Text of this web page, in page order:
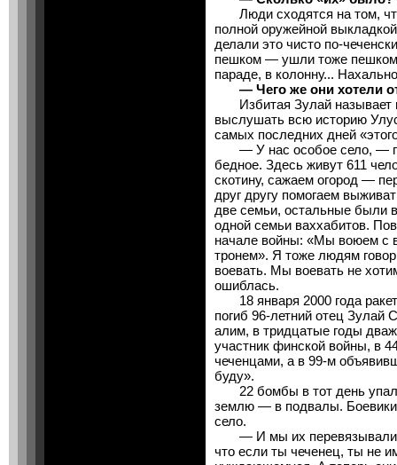
Люди сходятся на том,
полной оружейной
делали это чисто по-
пешком — ушли тоже
параде, в колонну...
— Чего же они хотели
Избитая Зулай называет
выслушать всю историю
самых последних дней
— У нас особое село, —
бедное. Здесь живут 611
скотину, сажаем огород —
друг другу помогаем
две семьи, остальные были
одной семьи ваххабитов.
начале войны: «Мы воюем с
тронем». Я тоже людям
воевать. Мы воевать не
ошиблась.
18 января 2000 года
погиб 96-летний отец Зулай
алим, в тридцатые годы
участник финской войны, в
чеченцами, а в 99-м
буду».
22 бомбы в тот день
землю — в подвалы.
село.
— И мы их перевязывали.
что если ты чеченец, ты не